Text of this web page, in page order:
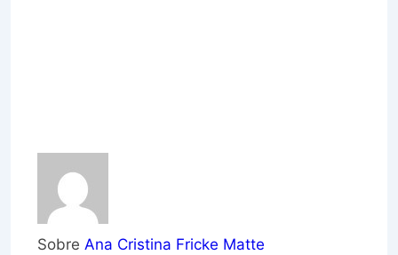
Sobre Ana Cristina Fricke Matte